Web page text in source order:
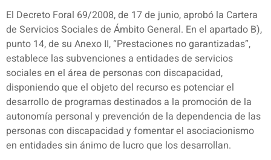
El Decreto Foral 69/2008, de 17 de junio, aprobó la Cartera
de Servicios Sociales de Ámbito General. En el apartado B),
punto 14, de su Anexo II, “Prestaciones no garantizadas”,
establece las subvenciones a entidades de servicios
sociales en el área de personas con discapacidad,
disponiendo que el objeto del recurso es potenciar el
desarrollo de programas destinados a la promoción de la
autonomía personal y prevención de la dependencia de las
personas con discapacidad y fomentar el asociacionismo
en entidades sin ánimo de lucro que los desarrollan.